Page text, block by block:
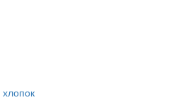
хлопок